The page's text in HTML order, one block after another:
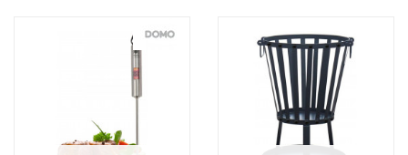
Összehasonlítás